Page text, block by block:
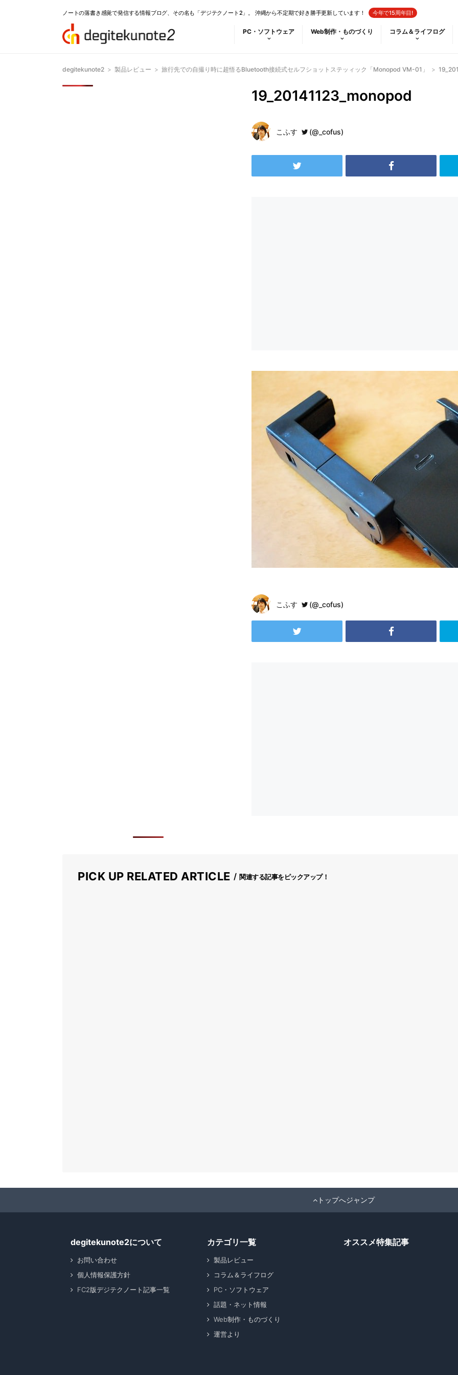
ノートの落書き感覚で発信する情報ブログ、その名も「デジテクノート2」。 沖縄から不定期で好き勝手更新しています！ 今年で15周年目!
PC・ソフトウェア Web制作・ものづくり コラム＆ライフログ
degitekunote2 > 製品レビュー > 旅行先での自撮り時に超悟るBluetooth接続式セルフショットステッィック「Monopod VM-01」 >
19_20141123_monopod
こふす (@_cofus)
こふす (@_cofus)
PICK UP RELATED ARTICLE 関連する記事をピックアップ！
トップへジャンプ
degitekunote2について
お問い合わせ
個人情報保護方針
FC2版デジテクノート記事一覧
カテゴリ一覧
製品レビュー
コラム＆ライフログ
PC・ソフトウェア
話題・ネット情報
Web制作・ものづくり
運営より
オススメ特集記事